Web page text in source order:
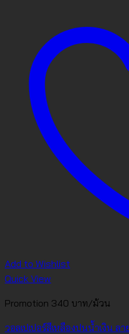
Add to Wishlist
Quick View
Promotion 340 บาท/ม้วน
วอลเปเปอร์สีเหลืองปนน้ำเงิน ล